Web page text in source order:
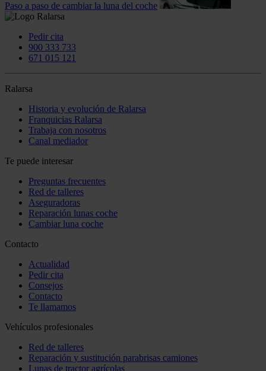
Paso a paso de cambiar la luna del coche
Pedir cita
900 333 733
671 015 121
Ralarsa
Historia y evolución de Ralarsa
Franquicias Ralarsa
Trabaja con nosotros
Canal mediador
Te puede interesar
Preguntas frecuentes
Red de talleres
Aseguradoras
Reparación lunas coche
Cambiar luna coche
Contacto
Actualidad
Pedir cita
Consejos
Contacto
Te llamamos
Vehículos profesionales
Red de talleres
Reparación y sustitución parabrisas camiones
Lunas de tractor agrícolas